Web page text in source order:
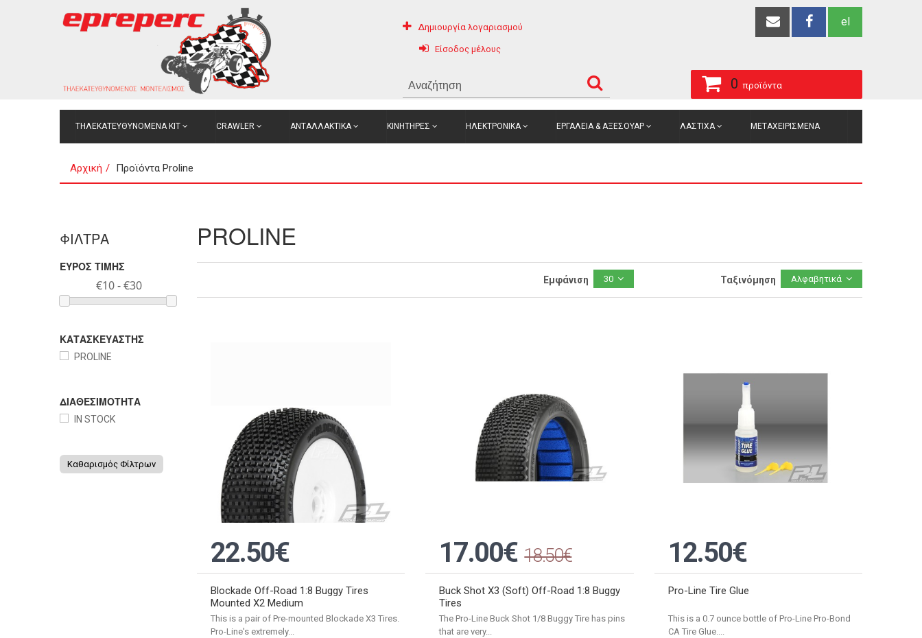
Δημιουργία λογαριασμού
Είσοδος μέλους
el
0 προϊόντα
ΤΗΛΕΚΑΤΕΥΘΥΝΟΜΕΝΑ ΚΙΤ CRAWLER ΑΝΤΑΛΛΑΚΤΙΚΑ ΚΙΝΗΤΗΡΕΣ ΗΛΕΚΤΡΟΝΙΚΑ ΕΡΓΑΛΕΙΑ & ΑΞΕΣΟΥΑΡ ΛΑΣΤΙΧΑ ΜΕΤΑΧΕΙΡΙΣΜΕΝΑ
Αρχική Προϊόντα Proline
ΦΙΛΤΡΑ
ΕΥΡΟΣ ΤΙΜΗΣ
ΚΑΤΑΣΚΕΥΑΣΤΗΣ
PROLINE
ΔΙΑΘΕΣΙΜΟΤΗΤΑ
IN STOCK
Καθαρισμός Φίλτρων
PROLINE
Εμφάνιση 30 Ταξινόμηση Αλφαβητικά
22.50€
Blockade Off-Road 1:8 Buggy Tires
Mounted X2 Medium
This is a pair of Pre-mounted Blockade X3 Tires.
Pro-Line's extremely...
17.00€ 18.50€
Buck Shot X3 (Soft) Off-Road 1:8 Buggy
Tires
The Pro-Line Buck Shot 1/8 Buggy Tire has pins
that are very...
12.50€
Pro-Line Tire Glue
This is a 0.7 ounce bottle of Pro-Line Pro-Bond
CA Tire Glue....